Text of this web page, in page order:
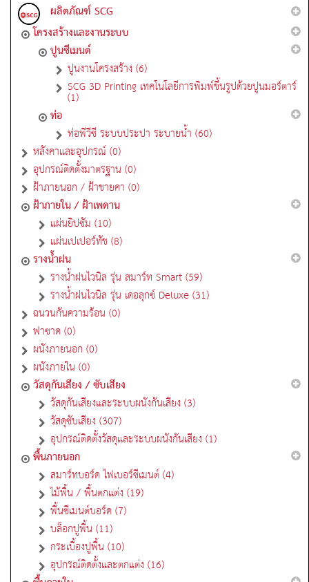
ผลิตภัณฑ์ SCG
โครงสร้างและงานระบบ
ปูนซีเมนต์
ปูนงานโครงสร้าง (6)
SCG 3D Printing เทคโนโลยีการพิมพ์ขึ้นรูปด้วยปูนมอร์ตาร์
(1)
ท่อ
ท่อพีวีซี ระบบประปา ระบายน้ำ (60)
หลังคาและอุปกรณ์ (0)
อุปกรณ์ติดตั้งมาตรฐาน (0)
ฝ้าภายนอก / ฝ้าชายคา (0)
ฝ้าภายใน / ฝ้าเพดาน
แผ่นยิปซัม (10)
แผ่นเปเปอร์ทัช (8)
รางน้ำฝน
รางน้ำฝนไวนิล รุ่น สมาร์ท Smart (59)
รางน้ำฝนไวนิล รุ่น เดอลุกซ์ Deluxe (31)
ฉนวนกันความร้อน (0)
ฟาซาด (0)
ผนังภายนอก (0)
ผนังภายใน (0)
วัสดุกันเสียง / ซับเสียง
วัสดุกันเสียงและระบบผนังกันเสียง (3)
วัสดุซับเสียง (307)
อุปกรณ์ติดตั้งวัสดุและระบบผนังกันเสียง (1)
พื้นภายนอก
สมาร์ทบอร์ด ไฟเบอร์ซีเมนต์ (4)
ไม้พื้น / พื้นตกแต่ง (19)
พื้นซีเมนต์บอร์ด (7)
บล็อกปูพื้น (11)
กระเบื้องปูพื้น (10)
อุปกรณ์ติดตั้งและตกแต่ง (16)